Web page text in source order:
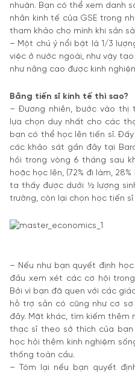
nhuận. Bạn có thể xem danh
nhân kinh tế của GSE trong
tham khảo cho mình khi sắn
– Một chú ý nổi bật là 1/3
việc ở nước ngoài, như vậy
như nâng cao được kinh
Bằng tiến sĩ kinh tế thì sao?
– Đương nhiên, bước vào thị
lựa chọn duy nhất cho các
bạn có thể học lên tiến sĩ.
các khảo sát gần đây tại
hồi trong vòng 6 tháng sau
hoặc học lên, (72% đi làm,
ta thấy được dưới ½ lượng
trường, còn lại chọn học tiến
– Nếu như bạn quyết định
đầu xem xét các cơ hội
Bởi vì bạn đã quen với các
hỗ trợ sẵn có cũng như cơ
đây. Mặt khác, tìm kiếm thêm
thạc sĩ theo sở thích của
học hỏi thêm kinh nghiệm
thống toàn cầu.
– Tóm lại nếu bạn quyết